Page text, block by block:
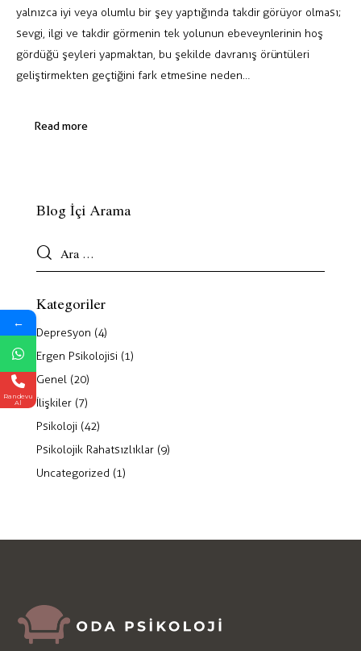
yalnızca iyi veya olumlu bir şey yaptığında takdir görüyor olması;
sevgi, ilgi ve takdir görmenin tek yolunun ebeveynlerinin hoş
gördüğü şeyleri yapmaktan, bu şekilde davranış örüntüleri
geliştirmekten geçtiğini fark etmesine neden…
Read more
Blog İçi Arama
Kategoriler
Depresyon (4)
Ergen Psikolojisi (1)
Genel(20)
İlişkiler(7)
Psikoloji (42)
Psikolojik Rahatsızlıklar(9)
Uncategorized (1)
←
Randevu
Al